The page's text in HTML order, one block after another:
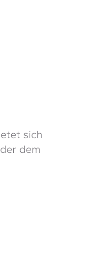
sich
dem